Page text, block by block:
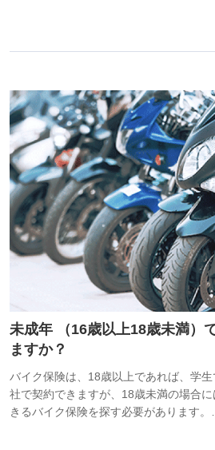
未成年 （16歳以上18歳未満）
ますか？
バイク保険は、18歳以上であれば、学
社で契約できますが、18歳未満の場合
きるバイク保険を探す必要があります。…